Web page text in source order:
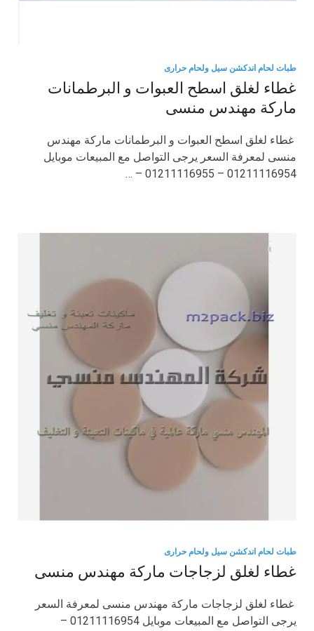
طبات لحام اندكشن سيل ولحام حرارى
غطاء لغلق اسطح العبوات و البرطمانات
ماركة مهندس منسى
غطاء لغلق اسطح العبوات و البرطمانات ماركة مهندس
منسى لمعرفة السعر يرجى التواصل مع المبيعات موبايل
01211116954 – 01211116955 – …
طبات لحام اندكشن سيل ولحام حرارى
غطاء لغلق لزجاجات ماركة مهندس منسى
غطاء لغلق لزجاجات ماركة مهندس منسى لمعرفة السعر
يرجى التواصل مع المبيعات موبايل 01211116954 –